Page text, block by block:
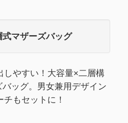
マザーズバッグ
しやすい！大容量×二層構
ッグ。男女兼用デザイン
もセットに！